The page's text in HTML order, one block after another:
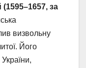
за
визвольну
Його